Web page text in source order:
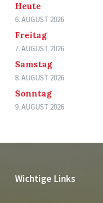
Heute
6. AUGUST 2026
Freitag
7. AUGUST 2026
Samstag
8. AUGUST 2026
Sonntag
9. AUGUST 2026
Wichtige Links